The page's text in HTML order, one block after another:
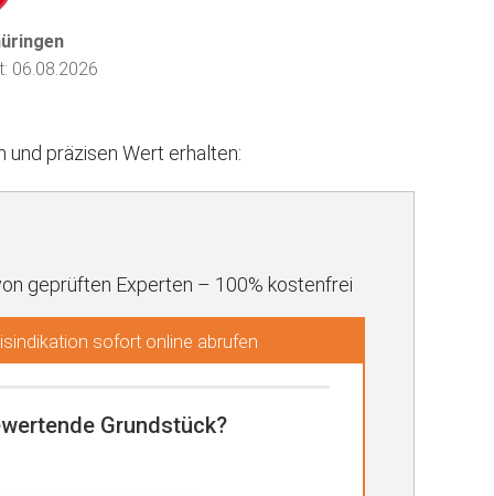
06.08.2026
und präzisen Wert erhalten:
geprüften Experten – 100% kostenfrei
sofort online abrufen